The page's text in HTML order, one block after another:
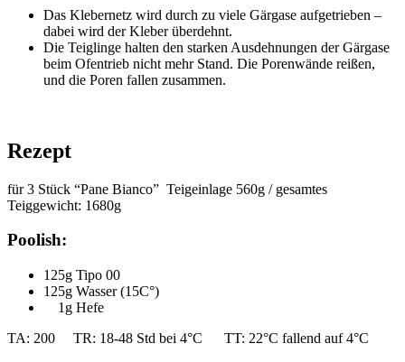
Das Klebernetz wird durch zu viele Gärgase aufgetrieben –
dabei wird der Kleber überdehnt.
Die Teiglinge halten den starken Ausdehnungen der Gärgase
beim Ofentrieb nicht mehr Stand. Die Porenwände reißen,
und die Poren fallen zusammen.
Rezept
für 3 Stück “Pane Bianco” Teigeinlage 560g / gesamtes
Teiggewicht: 1680g
Poolish:
125g Tipo 00
125g Wasser (15C°)
1g Hefe
TA: 200 TR: 18-48 Std bei 4°C TT: 22°C fallend auf 4°C